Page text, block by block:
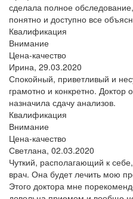
сделала полное
понятно и доступно все
Квалификация
Внимание
Цена-качество
Ирина, 29.03.2020
Спокойный, приветливый и
грамотно и конкретно.
назначила сдачу анализов.
Квалификация
Внимание
Цена-качество
Светлана, 02.03.2020
Чуткий, располагающий к
врач. Она будет лечить мою
Этого доктора мне